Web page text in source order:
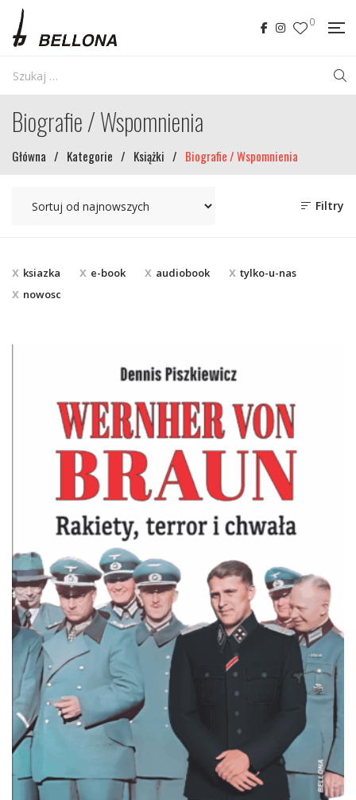
0
Biografie / Wspomnienia
Główna / Kategorie / Książki / Biografie / Wspomnienia
Filtry
ksiazka e-book audiobook
tylko-u-nas
nowosc